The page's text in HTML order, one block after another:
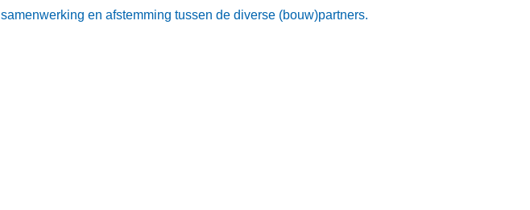
samenwerking en afstemming tussen de diverse (bouw)partners.